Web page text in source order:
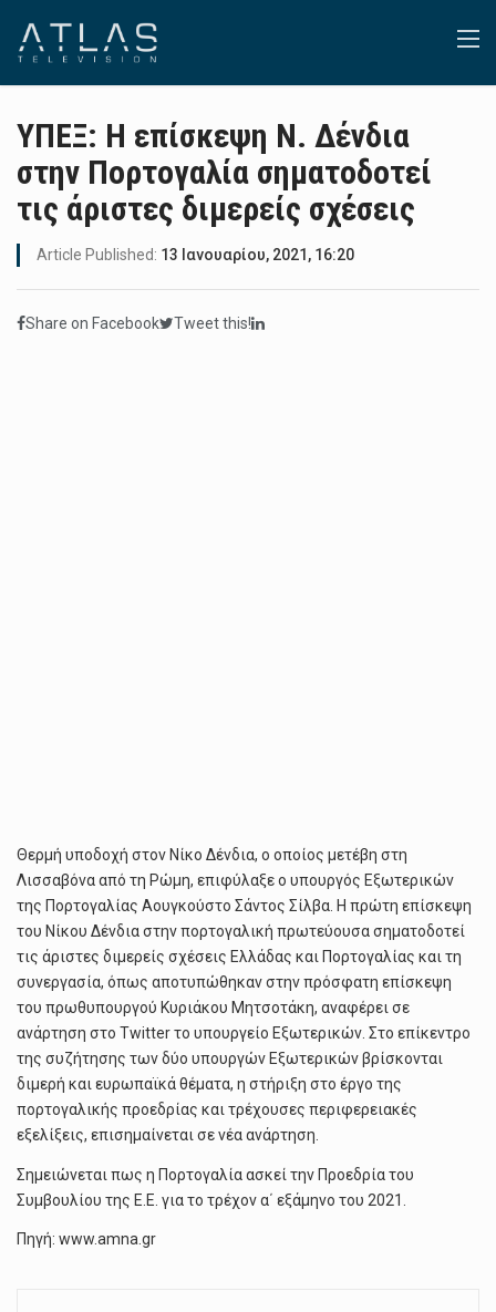
ΥΠΕΞ: Η επίσκεψη Ν. Δένδια
στην Πορτογαλία σηματοδοτεί
τις άριστες διμερείς σχέσεις
Article Published: 13 Ιανουαρίου, 2021, 16:20
Share on Facebook Tweet this!
Θερμή υποδοχή στον Νίκο Δένδια, ο οποίος μετέβη στη
Λισσαβόνα από τη Ρώμη, επιφύλαξε ο υπουργός Εξωτερικών
της Πορτογαλίας Αουγκούστο Σάντος Σίλβα. Η πρώτη επίσκεψη
του Νίκου Δένδια στην πορτογαλική πρωτεύουσα σηματοδοτεί
τις άριστες διμερείς σχέσεις Ελλάδας και Πορτογαλίας και τη
συνεργασία, όπως αποτυπώθηκαν στην πρόσφατη επίσκεψη
του πρωθυπουργού Κυριάκου Μητσοτάκη, αναφέρει σε
ανάρτηση στο Twitter το υπουργείο Εξωτερικών. Στο επίκεντρο
της συζήτησης των δύο υπουργών Εξωτερικών βρίσκονται
διμερή και ευρωπαϊκά θέματα, η στήριξη στο έργο της
πορτογαλικής προεδρίας και τρέχουσες περιφερειακές
εξελίξεις, επισημαίνεται σε νέα ανάρτηση.
Σημειώνεται πως η Πορτογαλία ασκεί την Προεδρία του
Συμβουλίου της Ε.Ε. για το τρέχον α΄ εξάμηνο του 2021.
Πηγή: www.amna.gr